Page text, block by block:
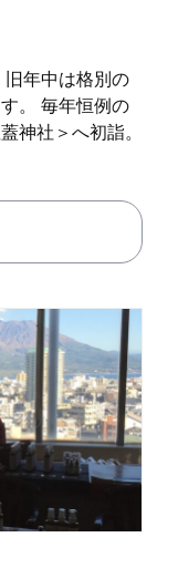
旧年中は格別の
。 毎年恒例の
神社＞へ初詣。